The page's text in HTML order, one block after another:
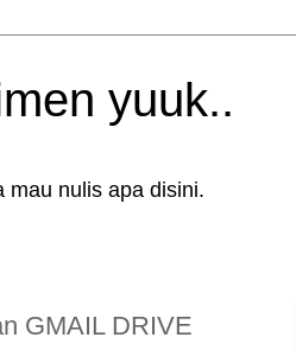
yuuk..
mau nulis apa disini.
GMAIL DRIVE